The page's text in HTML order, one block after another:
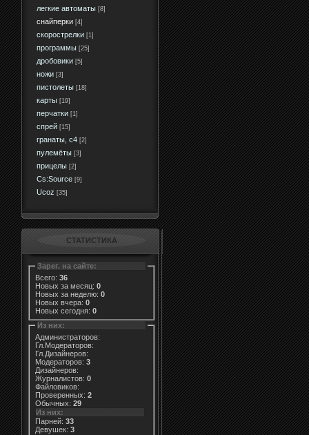
легкие автоматы [8]
снайперки [4]
скорострелки [1]
программы [25]
дробовики [5]
ножи [3]
пистолеты [18]
карты [19]
перчатки [1]
спрей [15]
гранаты, c4 [2]
пулемёты [3]
прицелы [2]
Сs:Source [9]
Ucoz [35]
СТАТИСТИКА
Зарег. на сайте:
Всего: 36
Новых за месяц: 0
Новых за неделю: 0
Новых вчера: 0
Новых сегодня: 0
Из них:
Администраторов:
Гл.Модераторов:
Гл.Дизайнеров:
Модераторов: 3
Дизайнеров:
Журналистов: 0
Файловиков:
Проверенных: 2
Обычных: 29
Из них:
Парней: 33
Девушек: 3